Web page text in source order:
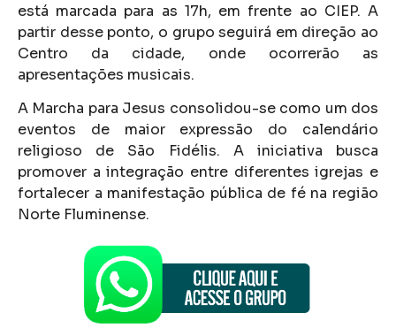
está marcada para as 17h, em frente ao CIEP. A
partir desse ponto, o grupo seguirá em direção ao
Centro da cidade, onde ocorrerão as
apresentações musicais.
A Marcha para Jesus consolidou-se como um dos
eventos de maior expressão do calendário
religioso de São Fidélis. A iniciativa busca
promover a integração entre diferentes igrejas e
fortalecer a manifestação pública de fé na região
Norte Fluminense.